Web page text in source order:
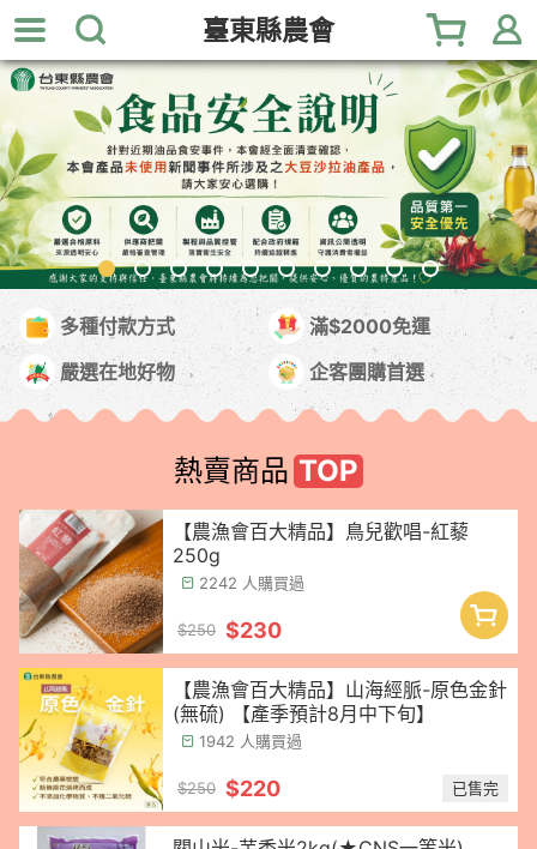
跳
到
主
內
容
區
塊
臺東縣農會
多種付款方式
滿$2000免運
嚴選在地好物
企客團購首選
熱賣商品
【農漁會百大精品】鳥兒歡唱-紅藜
250g
2242 人購買過
$250 $230
【農漁會百大精品】山海經脈-原色金針
(無硫) 【產季預計8月中下旬】
1942 人購買過
$250 $220 已售完